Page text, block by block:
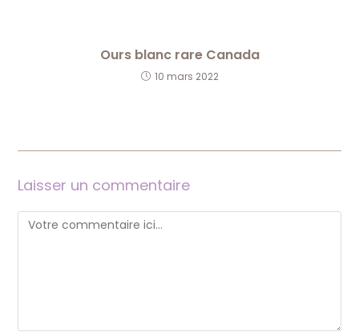
Ours blanc rare Canada
10 mars 2022
Laisser un commentaire
Comment